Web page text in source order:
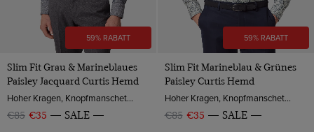
59% RABATT
Slim Fit Grau & Marineblaues
Paisley Jacquard Curtis Hemd
Hoher Kragen, Knopfmanschette, Baumwolle
€85 €35 SALE
59% RABATT
Slim Fit Marineblau & Grünes
Paisley Curtis Hemd
Hoher Kragen, Knopfmanschette, Baumwolle
€85 €35 SALE